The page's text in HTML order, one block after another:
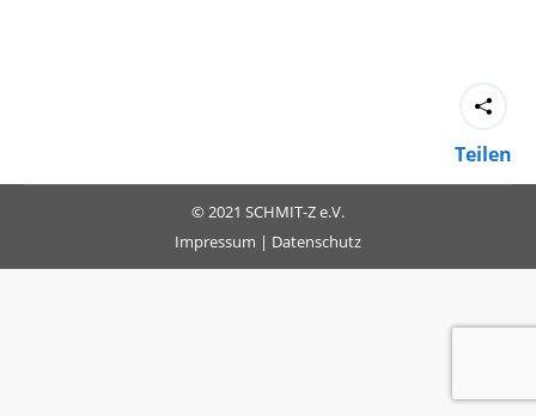
Teilen
© 2021 SCHMIT-Z e.V.
Impressum | Datenschutz